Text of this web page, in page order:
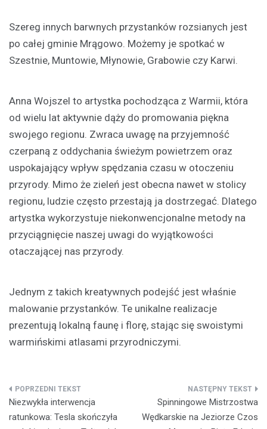
Szereg innych barwnych przystanków rozsianych jest
po całej gminie Mrągowo. Możemy je spotkać w
Szestnie, Muntowie, Młynowie, Grabowie czy Karwi.
Anna Wojszel to artystka pochodząca z Warmii, która
od wielu lat aktywnie dąży do promowania piękna
swojego regionu. Zwraca uwagę na przyjemność
czerpaną z oddychania świeżym powietrzem oraz
uspokajający wpływ spędzania czasu w otoczeniu
przyrody. Mimo że zieleń jest obecna nawet w stolicy
regionu, ludzie często przestają ja dostrzegać. Dlatego
artystka wykorzystuje niekonwencjonalne metody na
przyciągnięcie naszej uwagi do wyjątkowości
otaczającej nas przyrody.
Jednym z takich kreatywnych podejść jest właśnie
malowanie przystanków. Te unikalne realizacje
prezentują lokalną faunę i florę, stając się swoistymi
warmińskimi atlasami przyrodniczymi.
Nawigacja
wpisu
Niezwykła interwencja
ratunkowa: Tesla skończyła
Spinningowe Mistrzostwa
Wędkarskie na Jeziorze Czos